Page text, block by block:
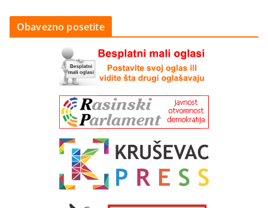
Obavezno posetite